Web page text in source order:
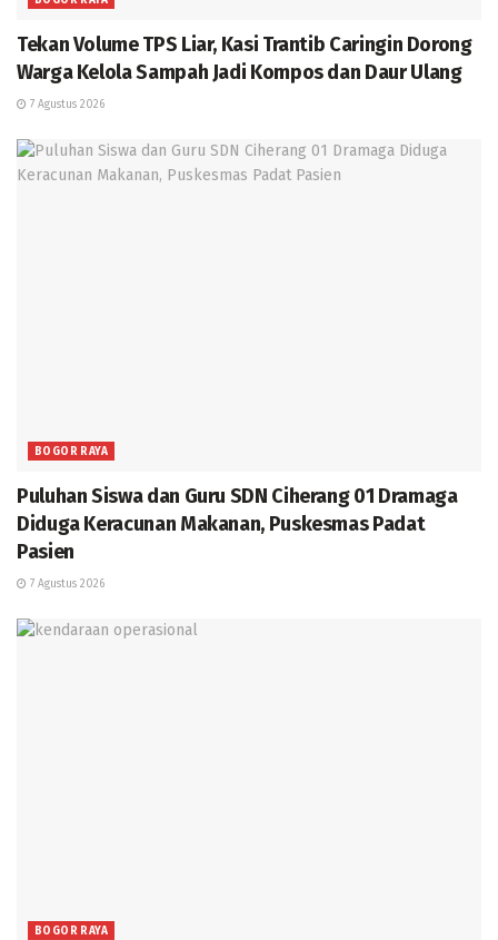
Tekan Volume TPS Liar, Kasi Trantib Caringin Dorong
Warga Kelola Sampah Jadi Kompos dan Daur Ulang
7 Agustus 2026
BOGOR RAYA
Puluhan Siswa dan Guru SDN Ciherang 01 Dramaga
Diduga Keracunan Makanan, Puskesmas Padat
Pasien
7 Agustus 2026
BOGOR RAYA